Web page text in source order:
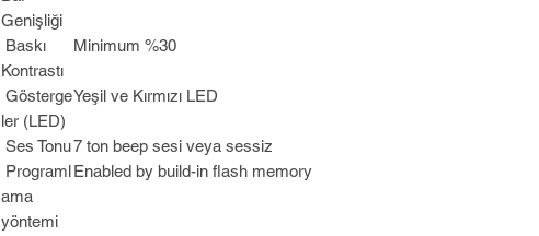
Genişliği
Baskı
Kontrastı
Minimum %30
Gösterge
ler (LED)
Yeşil ve Kırmızı LED
Ses Tonu7 ton beep sesi veya sessiz
Programl
ama
yöntemi
Enabled by build-in flash memory